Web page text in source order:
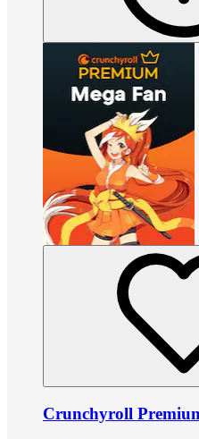
Crunchyroll